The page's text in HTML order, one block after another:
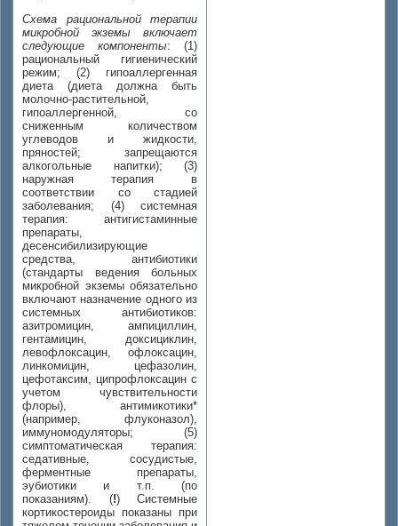
Схема рациональной терапии
микробной экземы включает
следующие компоненты: (1)
рациональный гигиенический
режим; (2) гипоаллергенная
диета (диета должна быть
молочно-растительной,
гипоаллергенной, со
сниженным количеством
углеводов и жидкости,
пряностей; запрещаются
алкогольные напитки); (3)
наружная терапия в
соответствии со стадией
заболевания; (4)системная
терапия: антигистаминные
препараты,
десенсибилизирующие
средства, антибиотики
(стандарты ведения больных
микробной экземы обязательно
включают назначение одного из
системных антибиотиков:
азитромицин, ампициллин,
гентамицин, доксициклин,
левофлоксацин, офлоксацин,
линкомицин, цефазолин,
цефотаксим, ципрофлоксацин с
учетом чувствительности
флоры), антимикотики*
(например, флуконазол),
иммуномодуляторы; (5)
симптоматическая терапия:
седативные, сосудистые,
ферментные препараты,
эубиотики и т.п. (по
показаниям). (!)Системные
кортикостероиды показаны при